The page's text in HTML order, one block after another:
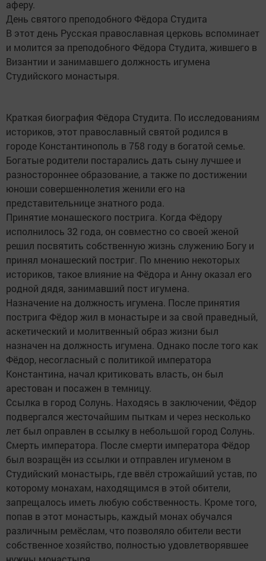
аферу.
День святого преподобного Фёдора Студита
В этот день Русская православная церковь вспоминает
и молится за преподобного Фёдора Студита, жившего в
Византии и занимавшего должность игумена
Студийского монастыря.
Краткая биография Фёдора Студита. По исследованиям
историков, этот православный святой родился в
городе Константинополь в 758 году в богатой семье.
Богатые родители постарались дать сыну лучшее и
разностороннее образование, а также по достижении
юноши совершеннолетия женили его на
представительнице знатного рода.
Принятие монашеского пострига. Когда Фёдору
исполнилось 32 года, он совместно со своей женой
решил посвятить собственную жизнь служению Богу и
принял монашеский постриг. По мнению некоторых
историков, такое влияние на Фёдора и Анну оказал его
родной дядя, занимавший пост игумена.
Назначение на должность игумена. После принятия
пострига Фёдор жил в монастыре и за свой праведный,
аскетический и молитвенный образ жизни был
назначен на должность игумена. Однако после того как
Фёдор, несогласный с политикой императора
Константина, начал критиковать власть, он был
арестован и посажен в темницу.
Ссылка в город Солунь. Находясь в заключении, Фёдор
подвергался жесточайшим пыткам и через несколько
лет был оправлен в ссылку в небольшой город Солунь.
Смерть императора. После смерти императора Фёдор
был возращён из ссылки и отправлен игуменом в
Студийский монастырь, где ввёл строжайший устав, по
которому монахам, находящимся в этой обители,
запрещалось иметь любую собственность. Кроме того,
попав в этот монастырь, каждый монах обучался
различным ремёслам, что позволяло обители вести
собственное хозяйство, полностью удовлетворявшее